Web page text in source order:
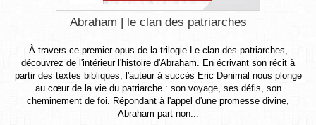
Abraham | le clan des patriarches
À travers ce premier opus de la trilogie Le clan des patriarches,
découvrez de l'intérieur l'histoire d'Abraham. En écrivant son récit à
partir des textes bibliques, l'auteur à succès Eric Denimal nous plonge
au cœur de la vie du patriarche : son voyage, ses défis, son
cheminement de foi. Répondant à l'appel d'une promesse divine,
Abraham part non...